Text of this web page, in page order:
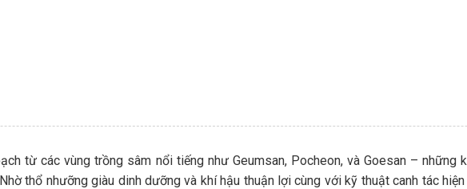
từ các vùng trồng sâm nổi tiếng như Geumsan, Pocheon, và Goesan – những
thổ nhưỡng giàu dinh dưỡng và khí hậu thuận lợi cùng với kỹ thuật canh tác